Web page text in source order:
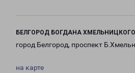
БЕЛГОРОД БОГДАНА
город Белгород, проспект
на карте